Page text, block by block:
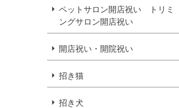
ペットサロン開店祝い トリミ
ングサロン開店祝い
開店祝い・開院祝い
招き猫
招き犬